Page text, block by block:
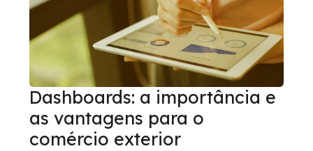
Dashboards: a importância e
as vantagens para o
comércio exterior